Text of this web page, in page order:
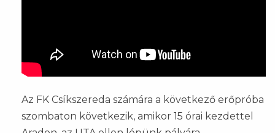
Az FK Csíkszereda számára a következő erőpróba
szombaton következik, amikor 15 órai kezdettel